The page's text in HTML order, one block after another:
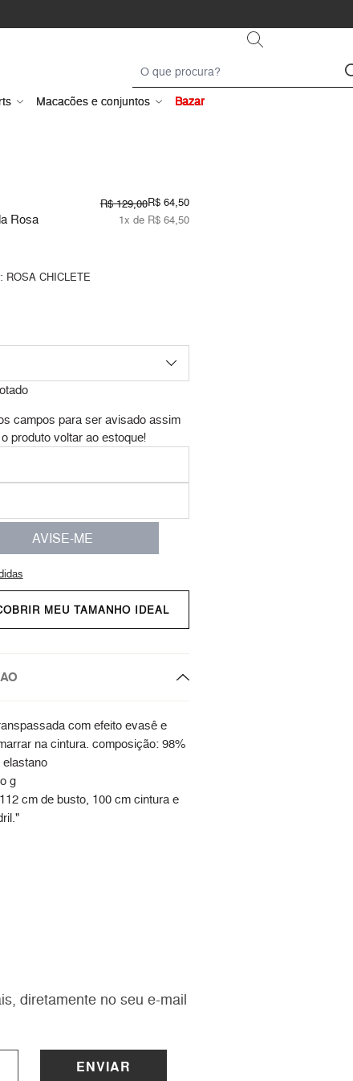
Macacões e conjuntos Bazar
Rosa
R$ 129,00R$ 64,50
1x de R$ 64,50
ROSA CHICLETE
campos para ser avisado assim
produto voltar ao estoque!
AVISE-ME
MEU TAMANHO IDEAL
com efeito evasê e
na cintura. composição: 98%
g
cm de busto, 100 cm cintura e
diretamente no seu e-mail
ENVIAR